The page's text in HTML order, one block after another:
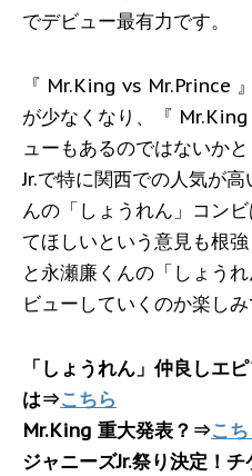
でデビュー最有力です。
『 Mr.King vs Mr.Prince
が少なくなり、『
ューもあるのではないか
Jr.で特に関西での人気が
んの「しょうれん」コン
てほしいという意見も根
と永瀬廉くんの「しょう
ビューしていくのか楽しみ
「しょうれん」仲良しエ
は⇒こちら
Mr.King 重大発表？⇒こ
ジャニーズJr.祭り決定！